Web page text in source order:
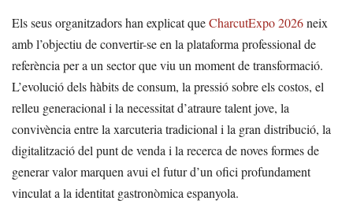
Els seus organitzadors han explicat queCharcutExpo 2026neix
amb l’objectiu de convertir-se en la plataforma professional de
referència per a un sector que viu un moment de transformació.
L’evolució dels hàbits de consum, la pressió sobre els costos, el
relleu generacional i la necessitat d’atraure talent jove, la
convivència entre la xarcuteria tradicional i la gran distribució, la
digitalització del punt de venda i la recerca de noves formes de
generar valor marquen avui el futur d’un ofici profundament
vinculat a la identitat gastronòmica espanyola.